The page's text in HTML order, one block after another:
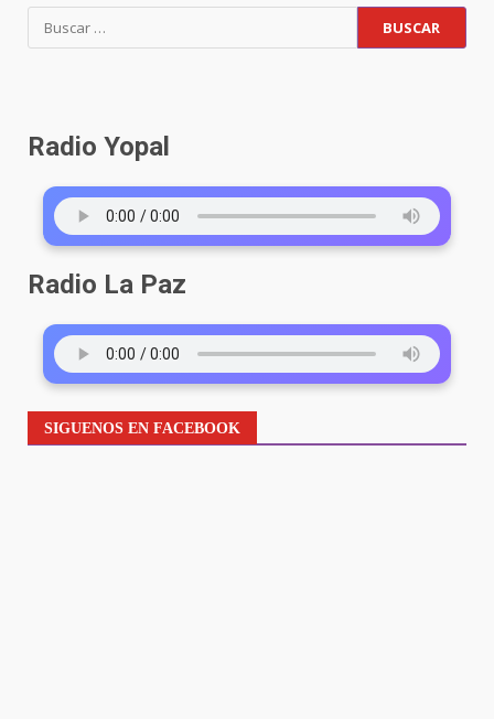
Radio Yopal
Radio La Paz
SIGUENOS EN FACEBOOK